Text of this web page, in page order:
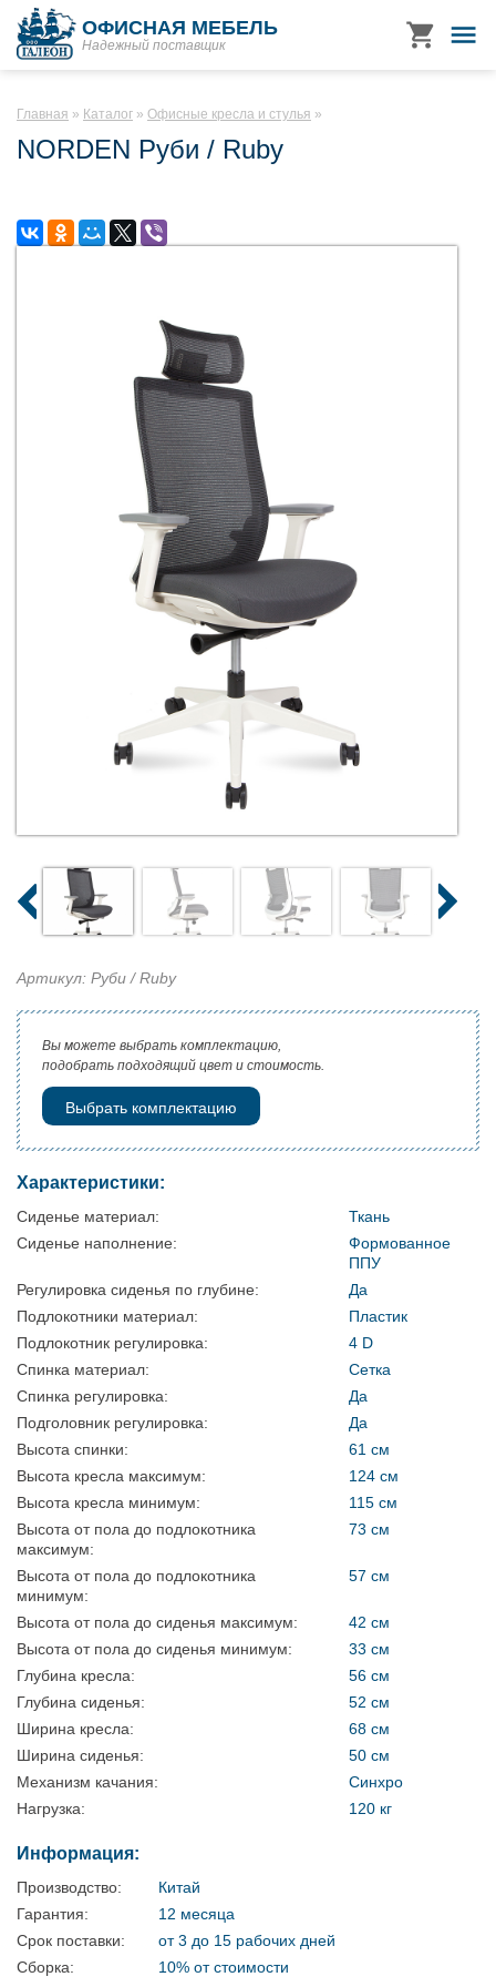
ОФИСНАЯ МЕБЕЛЬ
Надежный поставщик
Главная Каталог Офисные кресла и стулья
NORDEN Руби / Ruby
Артикул: Руби / Ruby
Вы можете выбрать комплектацию,
подобрать подходящий цвет и стоимость.
Выбрать комплектацию
Характеристики:
Сиденье материал:
Ткань
Сиденье наполнение:
Формованное
ППУ
Регулировка сиденья по глубине:
Да
Подлокотники материал:
Пластик
Подлокотник регулировка:
4 D
Спинка материал:
Сетка
Спинка регулировка:
Да
Подголовник регулировка:
Да
Высота спинки:
61 см
Высота кресла максимум:
124 см
Высота кресла минимум:
115 см
Высота от пола до подлокотника
максимум:
73 см
Высота от пола до подлокотника
минимум:
57 см
Высота от пола до сиденья максимум:
42 см
Высота от пола до сиденья минимум:
33 см
Глубина кресла:
56 см
Глубина сиденья:
52 см
Ширина кресла:
68 см
Ширина сиденья:
50 см
Механизм качания:
Синхро
Нагрузка:
120 кг
Информация:
Производство:
Китай
Гарантия:
12 месяца
Срок поставки:
от 3 до 15 рабочих дней
Сборка:
10% от стоимости